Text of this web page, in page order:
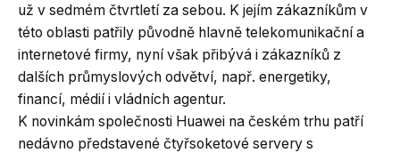
už v sedmém čtvrtletí za sebou. K jejím zákazníkům v
této oblasti patřily původně hlavně telekomunikační a
internetové firmy, nyní však přibývá i zákazníků z
dalších průmyslových odvětví, např. energetiky,
financí, médií i vládních agentur.
K novinkám společnosti Huawei na českém trhu patří
nedávno představené čtyřsoketové servery s